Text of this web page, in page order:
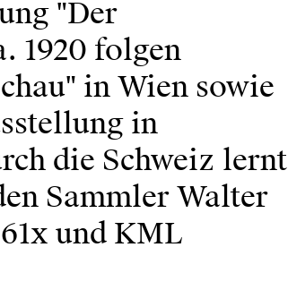
"Der
1920 folgen
in Wien sowie
in
die Schweiz lernt
Sammler Walter
und KML